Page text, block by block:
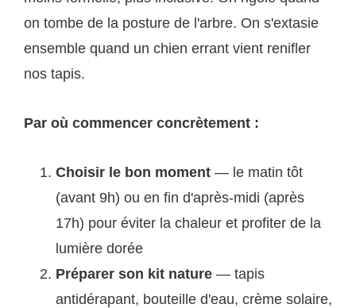
on tombe de la posture de l'arbre. On s'extasie
ensemble quand un chien errant vient renifler
nos tapis.
Par où commencer concrètement :
Choisir le bon moment — le matin tôt
(avant 9h) ou en fin d'après-midi (après
17h) pour éviter la chaleur et profiter de la
lumière dorée
Préparer son kit nature — tapis
antidérapant, bouteille d'eau, crème solaire,